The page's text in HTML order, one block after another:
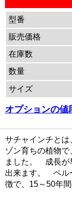
型番
販売価格
在庫数
数量
サイズ
オプションの値
サチャインチと
ゾン育ちの植物
ました。 成長が
出来ます。 ペル
徴で、15～50年